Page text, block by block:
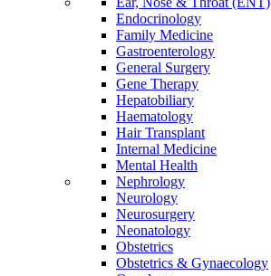
Endocrinology
Family Medicine
Gastroenterology
General Surgery
Gene Therapy
Hepatobiliary
Haematology
Hair Transplant
Internal Medicine
Mental Health
Nephrology
Neurology
Neurosurgery
Neonatology
Obstetrics
Obstetrics & Gynaecology